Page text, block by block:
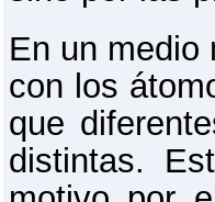
En un medio
con los
que
distintas.